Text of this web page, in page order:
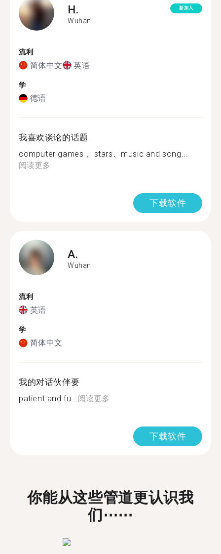
H.
Wuhan
新加入
流利
简体中文 英语
学
德语
我喜欢谈论的话题
computer games 、stars、music and song...
阅读更多
下载软件
A.
Wuhan
流利
英语
学
简体中文
我的对话伙伴要
patient and fu...阅读更多
下载软件
你能从这些管道更认识我
们⋯⋯